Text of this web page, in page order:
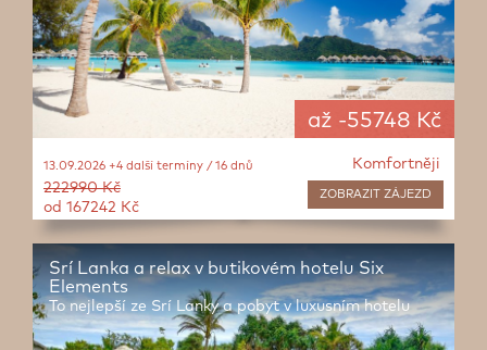
až -55748 Kč
Komfortněji
ZOBRAZIT ZÁJEZD
13.09.2026 +4 další termíny / 16 dnů
222990 Kč
od 167242 Kč
Srí Lanka a relax v butikovém hotelu Six
Elements
To nejlepší ze Srí Lanky a pobyt v luxusním hotelu